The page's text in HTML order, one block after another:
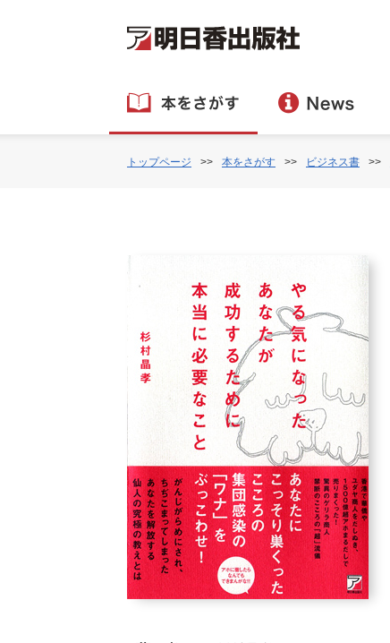
トップページ 本をさがす ビジネス書